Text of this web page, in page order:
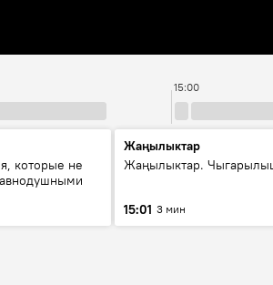
15:00
которые не
Жаңылыктар
Жаңылыктар.
15:01 3 мин